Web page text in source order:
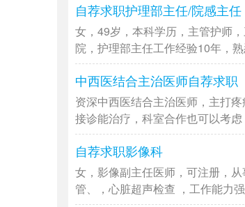
自荐求职护理部主任/院感主任
女，49岁，本科学历，主管护师
院，护理部主任工作经验10年，
中西医结合主治医师自荐求职
资深中西医结合主治医师，主打
接诊能治疗，科室合作也可以考
自荐求职影像科
女，影像副主任医师，可注册，
管、，心脏超声检查 ，工作能力